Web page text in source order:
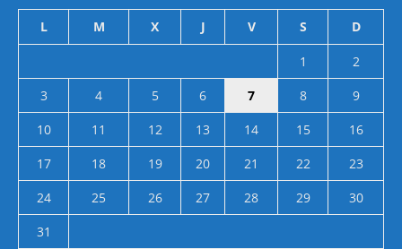
L M X J V S D
1
2
3
4 5 6 7 8
9
10
11 12 13 14 15
16
17
18 19 20 21 22
23
24
25 26 27 28 29
30
31